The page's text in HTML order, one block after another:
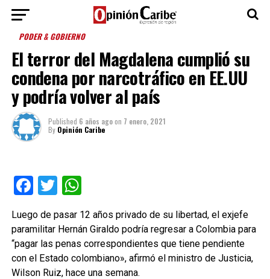
PODER & GOBIERNO
El terror del Magdalena cumplió su
condena por narcotráfico en EE.UU
y podría volver al país
Published 6 años agoon 7 enero, 2021
By Opinión Caribe
Facebook
TwitterWhatsApp
Luego de pasar 12 años privado de su libertad, el exjefe
paramilitar Hernán Giraldo podría regresar a Colombia para
“pagar las penas correspondientes que tiene pendiente
con el Estado colombiano», afirmó el ministro de Justicia,
Wilson Ruiz, hace una semana.